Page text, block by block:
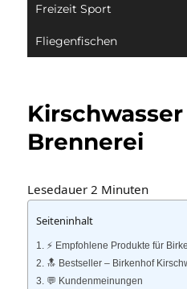
Freizeit Sport
Fliegenfischen
Brennerei
Lesedauer 2 Minuten
Seiteninhalt
⚡️ Empfohlene Produkte für
🔝 Bestseller – Birkenhof
💬 Kundenmeinungen